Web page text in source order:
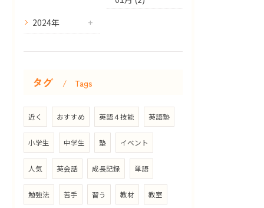
2024年
タグ Tags
近く おすすめ 英語４技能 英語塾
小学生 中学生 塾 イベント
人気 英会話 成長記録 単語
勉強法 苦手 習う 教材 教室